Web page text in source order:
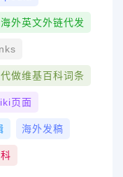
海外英文外链代发
代做维基百科词条
页面
海外发稿